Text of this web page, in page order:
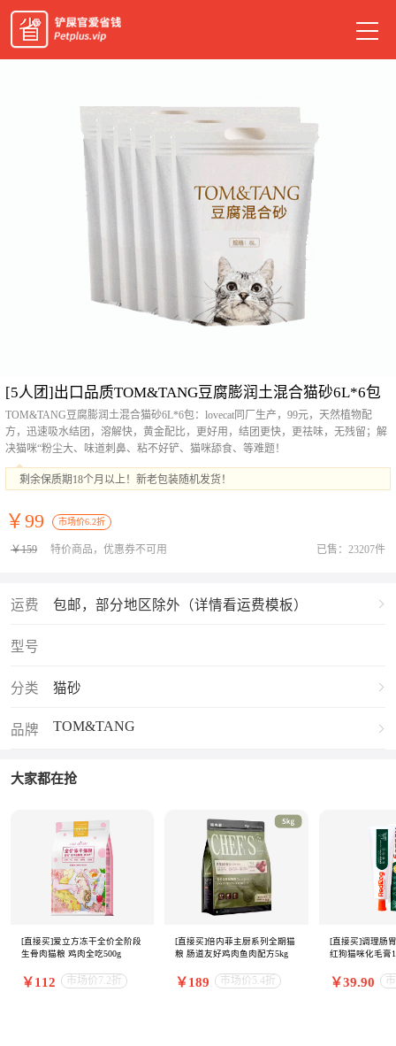
[5人团]出口品质TOM&TANG豆腐膨润土混合猫砂6L*6包
TOM&TANG豆腐膨润土混合猫砂6L*6包：lovecat同厂生产，99元，天然植物配
方，迅速吸水结团，溶解快，黄金配比，更好用，结团更快，更祛味，无残留；解
决猫咪“粉尘大、味道刺鼻、粘不好铲、猫咪舔食、等难题！
剩余保质期18个月以上！新老包装随机发货！
￥99 市场价6.2折
￥159 特价商品，优惠券不可用 已售：23207件
运费 包邮，部分地区除外（详情看运费模板）
型号
分类 猫砂
品牌 TOM&TANG
大家都在抢
[直接买]爱立方冻干全价全阶段
生骨肉猫粮 鸡肉全吃500g
￥112 市场价7.2折
[直接买]倍内菲主厨系列全期猫
粮 肠道友好鸡肉鱼肉配方5kg
￥189 市场价5.4折
[直接买]调理肠
红狗猫咪化毛膏
￥39.90